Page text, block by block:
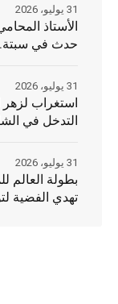
الأستاذ
حدث في
31 يوليو، 2026
استغراب لزهر
التدخل في
31 يوليو، 2026
بطولة العالم
تهدي الفضية
31 يوليو، 2026